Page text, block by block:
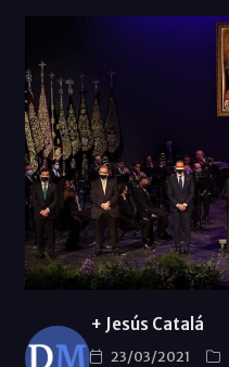
+ Jesús Catalá
23/03/2021